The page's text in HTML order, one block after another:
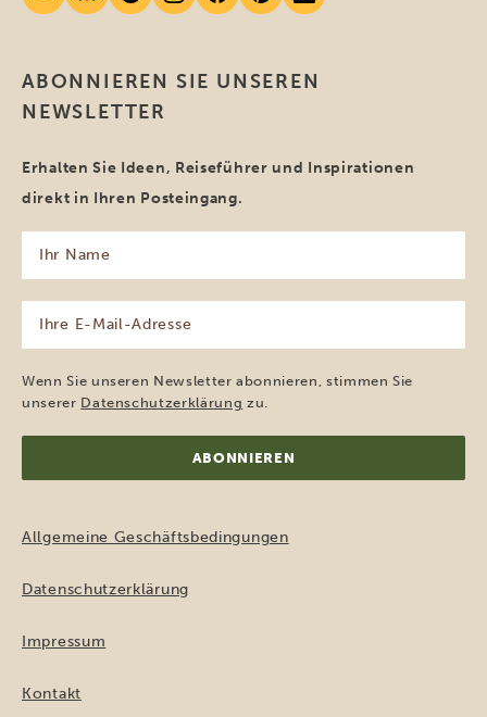
ABONNIEREN SIE UNSEREN
NEWSLETTER
Erhalten Sie Ideen, Reiseführer und Inspirationen
direkt in Ihren Posteingang.
Name
(erforderlich)
Mail-
Adresse
(erforderlich)
Wenn Sie unseren Newsletter abonnieren, stimmen Sie
unserer Datenschutzerklärung zu.
Allgemeine Geschäftsbedingungen
Datenschutzerklärung
Impressum
Kontakt